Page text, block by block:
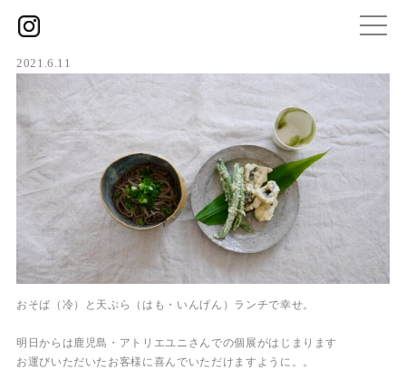
2021.6.11
おそば（冷）と天ぷら（はも・いんげん）ランチで幸せ。
明日からは鹿児島・アトリエユニさんでの個展がはじまります
お運びいただいたお客様に喜んでいただけますように。。